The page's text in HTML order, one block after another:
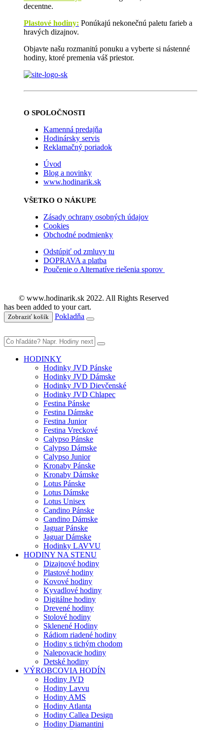
decentne.
Plastové hodiny: Ponúkajú nekonečnú paletu farieb a
hravých dizajnov.
Objavte našu rozmanitú ponuku a vyberte si nástenné
hodiny, ktoré premenia váš priestor.
O SPOLOČNOSTI
Kamenná predajňa
Hodinársky servis
Reklamačný poriadok
Úvod
Blog a novinky
www.hodinarik.sk
VŠETKO O NÁKUPE
Zásady ochrany osobných údajov
Cookies
Obchodné podmienky
Odstúpiť od zmluvy tu
DOPRAVA a platba
Poučenie o Alternatíve riešenia sporov
© www.hodinarik.sk 2022. All Rights Reserved
has been added to your cart.
Zobraziť košík Pokladňa
HODINKY
Hodinky JVD Pánske
Hodinky JVD Dámske
Hodinky JVD Dievčenské
Hodinky JVD Chlapec
Festina Pánske
Festina Dámske
Festina Junior
Festina Vreckové
Calypso Pánske
Calypso Dámske
Calypso Junior
Kronaby Pánske
Kronaby Dámske
Lotus Pánske
Lotus Dámske
Lotus Unisex
Candino Pánske
Candino Dámske
Jaguar Pánske
Jaguar Dámske
Hodinky LAVVU
HODINY NA STENU
Dizajnové hodiny
Plastové hodiny
Kovové hodiny
Kyvadlové hodiny
Digitálne hodiny
Drevené hodiny
Stolové hodiny
Sklenené Hodiny
Rádiom riadené hodiny
Hodiny s tichým chodom
Nalepovacie hodiny
Detské hodiny
VÝROBCOVIA HODÍN
Hodiny JVD
Hodiny Lavvu
Hodiny AMS
Hodiny Atlanta
Hodiny Callea Design
Hodiny Diamantini